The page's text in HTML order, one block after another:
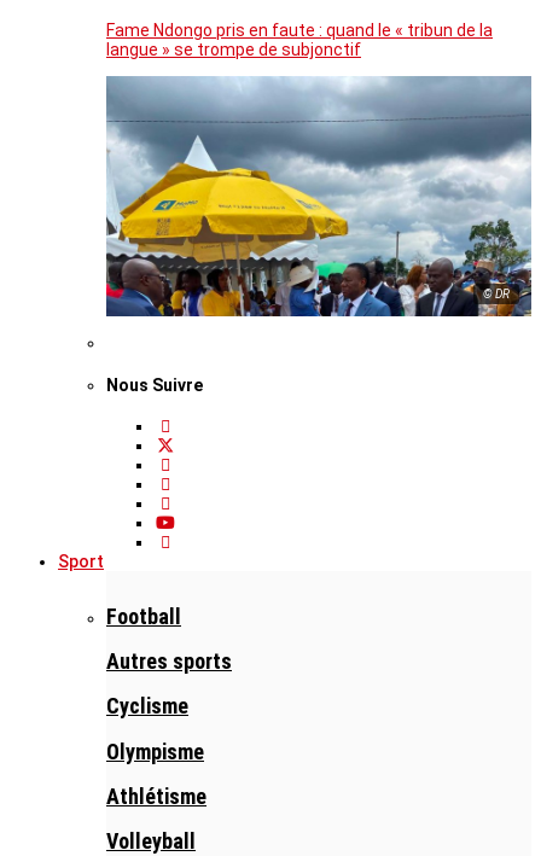
Fame Ndongo pris en faute : quand le « tribun de la
langue » se trompe de subjonctif
© DR
Nous Suivre
Sport
Football
Autres sports
Cyclisme
Olympisme
Athlétisme
Volleyball